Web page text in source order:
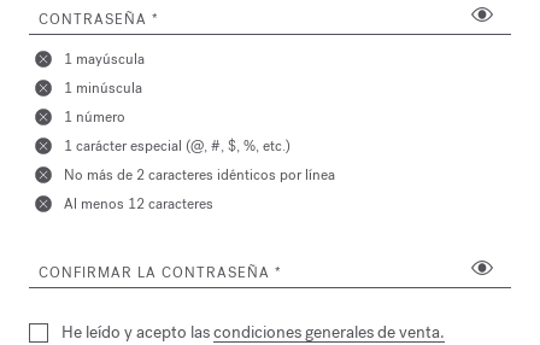
CONTRASEÑA
1 mayúscula
1 minúscula
1 número
1 carácter especial (@, #, $, %, etc.)
No más de 2 caracteres idénticos por línea
Al menos 12 caracteres
CONFIRMAR LA CONTRASEÑA
He leído y acepto lascondiciones generales de venta.